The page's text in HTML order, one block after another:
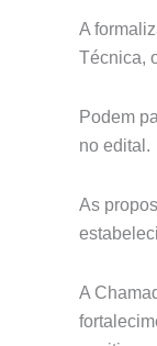
A
Técnica,
Podem
no edital.
As
A